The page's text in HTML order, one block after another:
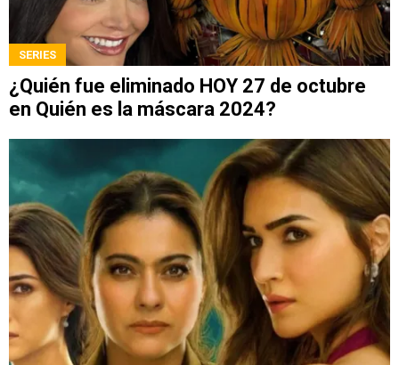
SERIES
¿Quién fue eliminado HOY 27 de octubre
en Quién es la máscara 2024?